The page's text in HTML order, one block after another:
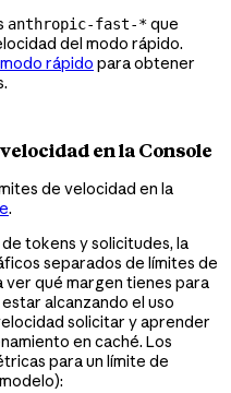
anthropic-fast-*que
del modo rápido.
rápido para obtener
en la Console
de velocidad en la
.
tokens y solicitudes, la
separados de límites de
qué margen tienes para
alcanzando el uso
solicitar y aprender
en caché. Los
para un límite de